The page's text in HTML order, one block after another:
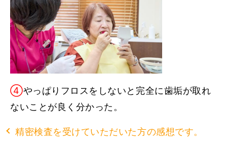
④やっぱりフロスをしないと完全に歯垢が取れ
ないことが良く分かった。
精密検査を受けていただいた方の感想です。